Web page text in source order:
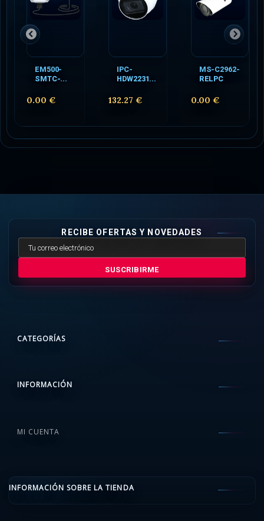
EM500-
SMTC-...
0.00 €
IPC-
HDW2231...
132.27 €
MS-C2962-
RELPC
0.00 €
RECIBE OFERTAS Y NOVEDADES
SUSCRIBIRME
CATEGORÍAS
INFORMACIÓN
MI CUENTA
INFORMACIÓN SOBRE LA TIENDA